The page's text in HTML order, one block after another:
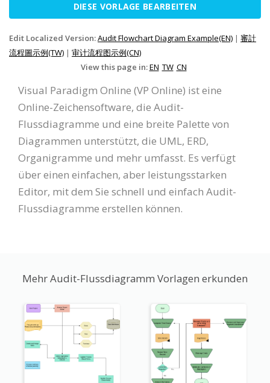
DIESE VORLAGE BEARBEITEN
Edit Localized Version:Audit Flowchart Diagram Example(EN) | 審計
流程圖示例(TW) | 审计流程图示例(CN)
View this page in:EN TW CN
Visual Paradigm Online (VP Online) ist eine
Online-Zeichensoftware, die Audit-
Flussdiagramme und eine breite Palette von
Diagrammen unterstützt, die UML, ERD,
Organigramme und mehr umfasst. Es verfügt
über einen einfachen, aber leistungsstarken
Editor, mit dem Sie schnell und einfach Audit-
Flussdiagramme erstellen können.
Mehr Audit-Flussdiagramm Vorlagen erkunden